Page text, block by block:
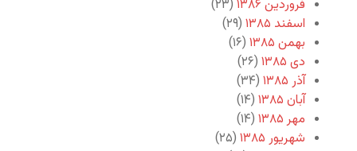
فروردین ۱۳۸۶
(۲۳)
اسفند ۱۳۸۵
(۲۹)
بهمن ۱۳۸۵
(۱۶)
دی ۱۳۸۵
(۲۶)
آذر ۱۳۸۵
(۳۴)
آبان ۱۳۸۵
(۱۴)
مهر ۱۳۸۵
(۱۴)
شهریور ۱۳۸۵
(۲۵)